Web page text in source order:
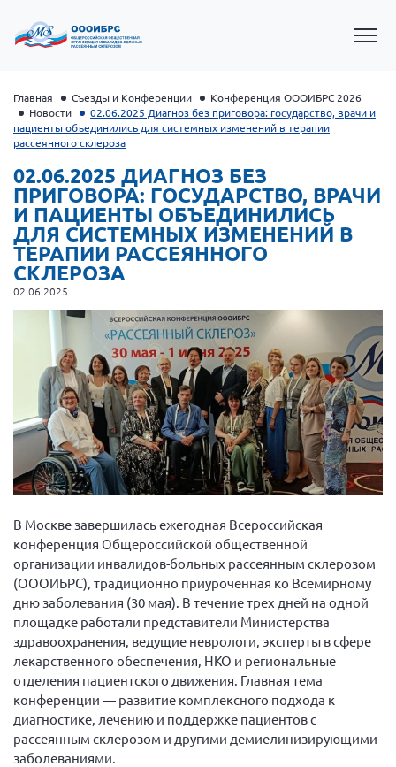
Президент Власов Я.В.
Первый вице-президент Кичигина Н. Ф.
Генеральный директор Матвиевская О.В.
Вице-президент Зрячева Н.В.
Вице-президент Шишлянников Ф.В.
Информационная служба
Отдел международных отношений
Вице-президент Черненко Д.Е.
Вице-президент Валюх М.В.
Вице-президент Чернова А.В.
Вице-президент Цикорин И.В.
Вице-президент Груба Л.В.
Главный бухгалтер Жаворонкова Г.М.
Конференция ОООИБРС 2026
Конференция ОООИБРС 2025
Экспертный совет ОООИБРС 2025
Конференция ОООИБРС 2024
Главная Съезды и Конференции
Конференция ОООИБРС 2026
Новости
02.06.2025 Диагноз без приговора: государство, врачи и
пациенты объединились для системных изменений в терапии
рассеянного склероза
02.06.2025 ДИАГНОЗ БЕЗ
ПРИГОВОРА: ГОСУДАРСТВО, ВРАЧИ
И ПАЦИЕНТЫ ОБЪЕДИНИЛИСЬ
ДЛЯ СИСТЕМНЫХ ИЗМЕНЕНИЙ В
ТЕРАПИИ РАССЕЯННОГО
СКЛЕРОЗА
02.06.2025
В Москве завершилась ежегодная Всероссийская
конференция Общероссийской общественной
организации инвалидов-больных рассеянным склерозом
(ОООИБРС), традиционно приуроченная ко Всемирному
дню заболевания (30 мая). В течение трех дней на одной
площадке работали представители Министерства
здравоохранения, ведущие неврологи, эксперты в сфере
лекарственного обеспечения, НКО и региональные
отделения пациентского движения. Главная тема
конференции — развитие комплексного подхода к
диагностике, лечению и поддержке пациентов с
рассеянным склерозом и другими демиелинизирующими
заболеваниями.